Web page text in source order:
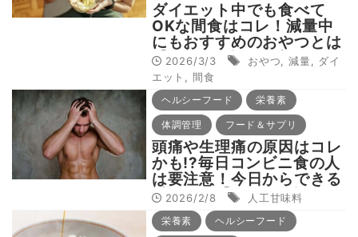
ダイエット中でも食べて
OKな間食はコレ！減量中
にもおすすめのおやつとは
【動画で解説！岡部友のボ
ディメイク食事論 #7】
2026/3/3 おやつ 減量
ダイ
エット
間食
ヘルシーフード 栄養素
体調管理 フード＆サプリ
頭痛や生理痛の原因はコレ
かも!?毎日コンビニ食の人
は要注意！今日からできる
対策とは【動画で解説！岡
部友のボディメイク食事論
#3】
2026/2/8 人工甘味料
栄養素 ヘルシーフード